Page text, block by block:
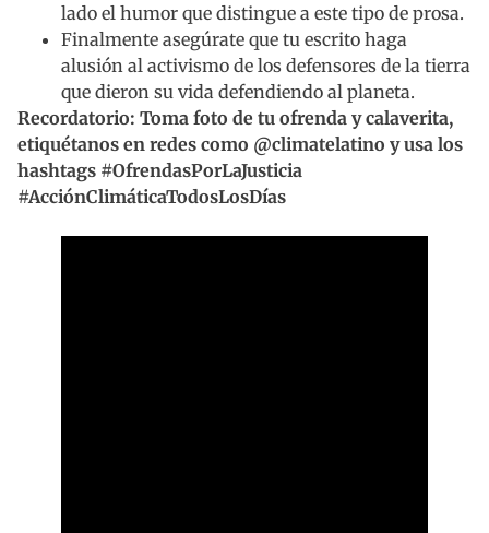
lado el humor que distingue a este tipo de prosa.
Finalmente asegúrate que tu escrito haga
alusión al activismo de los defensores de la tierra
que dieron su vida defendiendo al planeta.
Recordatorio: Toma foto de tu ofrenda y calaverita,
etiquétanos en redes como @climatelatino y usa los
hashtags #OfrendasPorLaJusticia
#AcciónClimáticaTodosLosDías